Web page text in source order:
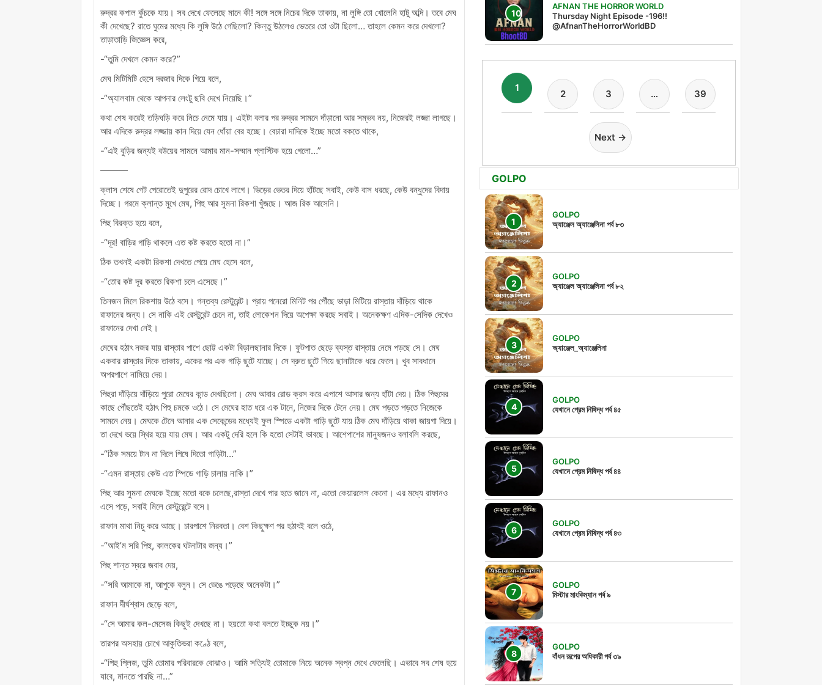
রুদ্রর কপাল কুঁচকে যায়। সব দেখে ফেলেছে মানে কী! সঙ্গে সঙ্গে নিচের দিকে তাকায়, না লুঙ্গি তো খোলেনি হাটু অব্দি। তবে মেঘ
কী দেখেছে? রাতে ঘুমের মধ্যে কি লুঙ্গি উঠে গেছিলো? কিন্তু উঠলেও ভেতরে তো ওটা ছিলো… তাহলে কেমন করে দেখলো?
তাড়াতাড়ি জিজ্ঞেস করে,
-“তুমি দেখলে কেমন করে?”
মেঘ মিটিমিটি হেসে দরজার দিকে গিয়ে বলে,
-“অ্যালবাম থেকে আপনার লেংটু ছবি দেখে নিয়েছি।”
কথা শেষ করেই তড়িঘড়ি করে নিচে নেমে যায়। এইটা বলার পর রুদ্রর সামনে দাঁড়ানো আর সম্ভব নয়, নিজেরই লজ্জা লাগছে।
আর এদিকে রুদ্রর লজ্জায় কান দিয়ে যেন ধোঁয়া বের হচ্ছে। বেচারা দাদিকে ইচ্ছে মতো বকতে থাকে,
-“এই বুড়ির জন্যই বউয়ের সামনে আমার মান-সম্মান প্লাস্টিক হয়ে গেলো…”
———
ক্লাস শেষে গেট পেরোতেই দুপুরের রোদ চোখে লাগে। ভিড়ের ভেতর দিয়ে হাঁটছে সবাই, কেউ বাস ধরছে, কেউ বন্ধুদের বিদায়
দিচ্ছে। গরমে ক্লান্ত মুখে মেঘ, পিহু আর সুমনা রিকশা খুঁজছে। আজ রিক আসেনি।
পিহু বিরক্ত হয়ে বলে,
-“দূর! বাড়ির গাড়ি থাকলে এত কষ্ট করতে হতো না।”
ঠিক তখনই একটা রিকশা দেখতে পেয়ে মেঘ হেসে বলে,
-“তোর কষ্ট দূর করতে রিকশা চলে এসেছে।”
তিনজন মিলে রিকশায় উঠে বসে। গন্তব্য রেস্টুরেন্ট। প্রায় পনেরো মিনিট পর পৌঁছে ভাড়া মিটিয়ে রাস্তায় দাঁড়িয়ে থাকে
রাফানের জন্য। সে নাকি এই রেস্টুরেন্ট চেনে না, তাই লোকেশন দিয়ে অপেক্ষা করছে সবাই। অনেকক্ষণ এদিক-সেদিক দেখেও
রাফানের দেখা নেই।
মেঘের হঠাৎ নজর যায় রাস্তার পাশে ছোট্ট একটা বিড়ালছানার দিকে। ফুটপাত ছেড়ে ব্যস্ত রাস্তায় নেমে পড়ছে সে। মেঘ
একবার রাস্তার দিকে তাকায়, একের পর এক গাড়ি ছুটে যাচ্ছে। সে দ্রুত ছুটে গিয়ে ছানাটাকে ধরে ফেলে। খুব সাবধানে
অপরপাশে নামিয়ে দেয়।
পিহুরা দাঁড়িয়ে দাঁড়িয়ে পুরো মেঘের কান্ড দেখছিলো। মেঘ আবার রোড ক্রস করে এপাশে আসার জন্য হাঁটা দেয়। ঠিক পিহুদের
কাছে পৌঁছতেই হঠাৎ পিহু চমকে ওঠে। সে মেঘের হাত ধরে এক টানে, নিজের দিকে টেনে নেয়। মেঘ পড়তে পড়তে নিজেকে
সামনে নেয়। মেঘকে টেনে আনার এক সেকেন্ডের মধ্যেই ফুল স্পিডে একটা গাড়ি ছুটে যায় ঠিক মেঘ দাঁড়িয়ে থাকা জায়গা দিয়ে।
তা দেখে ভয়ে স্থির হয়ে যায় মেঘ। আর একটু দেরি হলে কি হতো সেটাই ভাবছে। আশেপাশের মানুষজনও বলাবলি করছে,
-“ঠিক সময়ে টান না দিলে পিষে দিতো গাড়িটা…”
-“এমন রাস্তায় কেউ এত স্পিডে গাড়ি চালায় নাকি।”
পিহু আর সুমনা মেঘকে ইচ্ছে মতো বকে চলেছে,রাস্তা দেখে পার হতে জানে না, এতো কেয়ারলেস কেনো। এর মধ্যে রাফানও
এসে পড়ে, সবাই মিলে রেস্টুরেন্টে বসে।
রাফান মাথা নিচু করে আছে। চারপাশে নিরবতা। বেশ কিছুক্ষণ পর হঠাৎই বলে ওঠে,
-“আই’ম সরি পিহু, কালকের ঘটনাটার জন্য।”
পিহু শান্ত স্বরে জবাব দেয়,
-“সরি আমাকে না, আপুকে বলুন। সে ভেঙে পড়েছে অনেকটা।”
রাফান দীর্ঘশ্বাস ছেড়ে বলে,
-“সে আমার কল-মেসেজ কিছুই দেখছে না। হয়তো কথা বলতে ইচ্ছুক নয়।”
তারপর অসহায় চোখে আকুতিভরা কণ্ঠে বলে,
-“পিহু প্লিজ, তুমি তোমার পরিবারকে বোঝাও। আমি সত্যিই তোমাকে নিয়ে অনেক স্বপ্ন দেখে ফেলেছি। এভাবে সব শেষ হয়ে
যাবে, মানতে পারছি না…”
AFNAN THE HORROR WORLD
Thursday Night Episode -196!!
@AfnanTheHorrorWorldBD
1
2 3 … 39
Next →
GOLPO
GOLPO
অ্যাঞ্জেল অ্যাঞ্জেলিনা পর্ব ৮৩
GOLPO
অ্যাঞ্জেল অ্যাঞ্জেলিনা পর্ব ৮২
GOLPO
অ্যাঞ্জেল_অ্যাঞ্জেলিনা
GOLPO
যেখানে প্রেম নিষিদ্ধ পর্ব ৪৫
GOLPO
যেখানে প্রেম নিষিদ্ধ পর্ব ৪৪
GOLPO
যেখানে প্রেম নিষিদ্ধ পর্ব ৪৩
GOLPO
মিস্টার মাংকিম্যান পর্ব ৯
GOLPO
বাঁধন রূপের অধিকারী পর্ব ৩৯